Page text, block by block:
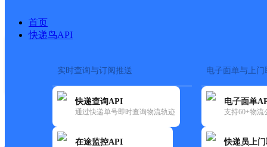
首页
快递鸟API
实时查询与订阅推送
快递查询API
通过快递单号即时查询物流轨迹
在途监控API
电子面单与上门
电子面单
支持60+物流
快递员上
快运大全 快递时效